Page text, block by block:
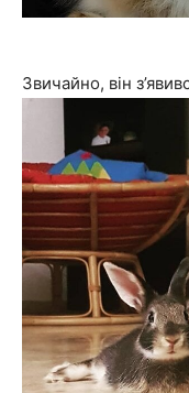
Звичайно, він